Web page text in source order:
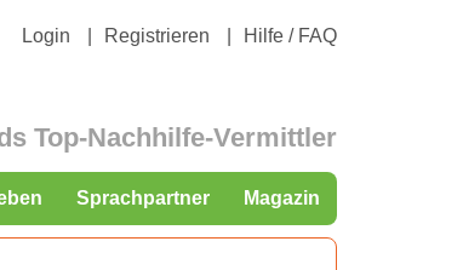
Login Registrieren Hilfe / FAQ
Top-Nachhilfe-Vermittler
Sprachpartner Magazin